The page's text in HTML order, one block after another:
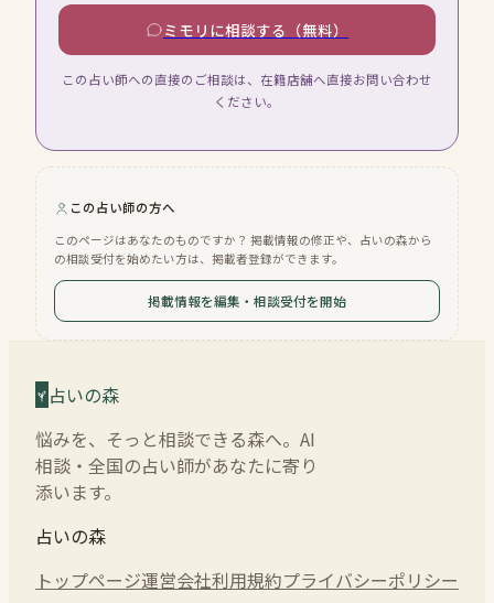
ミモリに相談する（無料）
この占い師への直接のご相談は、在籍店舗へ直接お問い合わせ
ください。
この占い師の方へ
このページはあなたのものですか？ 掲載情報の修正や、占いの森から
の相談受付を始めたい方は、掲載者登録ができます。
掲載情報を編集・相談受付を開始
占いの森
悩みを、そっと相談できる森へ。AI
相談・全国の占い師があなたに寄り
添います。
占いの森
トップページ運営会社利用規約プライバシーポリシー